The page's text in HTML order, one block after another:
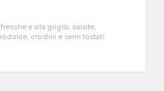
e alla griglia, carote,
crostini e semi tostati.